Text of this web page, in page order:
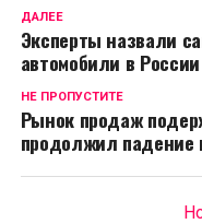
ДАЛЕЕ
Эксперты назвали
автомобили в России
НЕ ПРОПУСТИТЕ
Рынок продаж
продолжил падение